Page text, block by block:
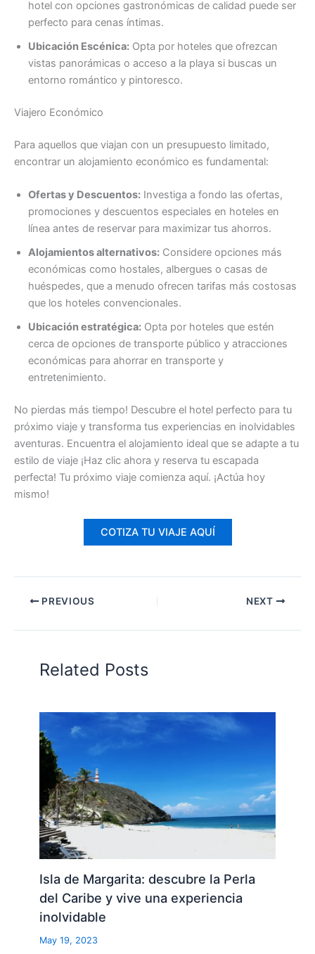
hotel con opciones gastronómicas de calidad puede ser
perfecto para cenas íntimas.
Ubicación Escénica: Opta por hoteles que ofrezcan
vistas panorámicas o acceso a la playa si buscas un
entorno romántico y pintoresco.
Viajero Económico
Para aquellos que viajan con un presupuesto limitado,
encontrar un alojamiento económico es fundamental:
Ofertas y Descuentos: Investiga a fondo las ofertas,
promociones y descuentos especiales en hoteles en
línea antes de reservar para maximizar tus ahorros.
Alojamientos alternativos: Considere opciones más
económicas como hostales, albergues o casas de
huéspedes, que a menudo ofrecen tarifas más costosas
que los hoteles convencionales.
Ubicación estratégica: Opta por hoteles que estén
cerca de opciones de transporte público y atracciones
económicas para ahorrar en transporte y
entretenimiento.
No pierdas más tiempo! Descubre el hotel perfecto para tu
próximo viaje y transforma tus experiencias en inolvidables
aventuras. Encuentra el alojamiento ideal que se adapte a tu
estilo de viaje ¡Haz clic ahora y reserva tu escapada
perfecta! Tu próximo viaje comienza aquí. ¡Actúa hoy
mismo!
COTIZA TU VIAJE AQUÍ
PREVIOUS NEXT
Related Posts
Isla de Margarita: descubre la Perla
del Caribe y vive una experiencia
inolvidable
May 19, 2023